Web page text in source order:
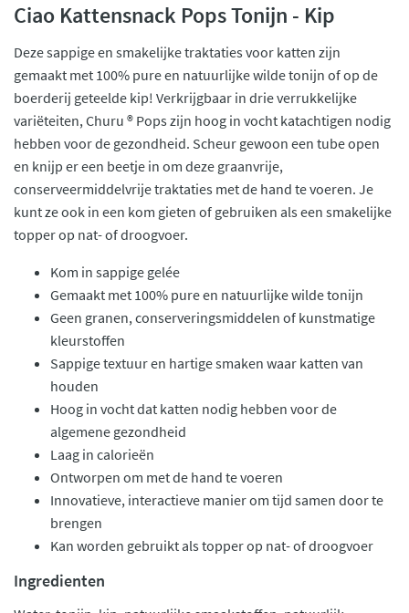
Ciao Kattensnack Pops Tonijn - Kip
Deze sappige en smakelijke traktaties voor katten zijn
gemaakt met 100% pure en natuurlijke wilde tonijn of op de
boerderij geteelde kip! Verkrijgbaar in drie verrukkelijke
variëteiten, Churu ® Pops zijn hoog in vocht katachtigen nodig
hebben voor de gezondheid. Scheur gewoon een tube open
en knijp er een beetje in om deze graanvrije,
conserveermiddelvrije traktaties met de hand te voeren. Je
kunt ze ook in een kom gieten of gebruiken als een smakelijke
topper op nat- of droogvoer.
Kom in sappige gelée
Gemaakt met 100% pure en natuurlijke wilde tonijn
Geen granen, conserveringsmiddelen of kunstmatige
kleurstoffen
Sappige textuur en hartige smaken waar katten van
houden
Hoog in vocht dat katten nodig hebben voor de
algemene gezondheid
Laag in calorieën
Ontworpen om met de hand te voeren
Innovatieve, interactieve manier om tijd samen door te
brengen
Kan worden gebruikt als topper op nat- of droogvoer
Ingredienten